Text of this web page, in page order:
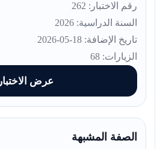
رقم الاختبار: 262
السنة الدراسية: 2026
تاريخ الإضافة: 18-05-2026
الزيارات: 68
عرض الاختبار
الصفة المشبهة